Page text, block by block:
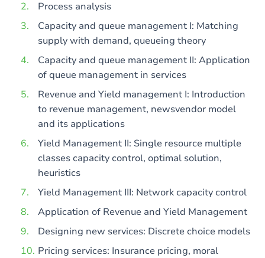
Process analysis
Capacity and queue management I: Matching
supply with demand, queueing theory
Capacity and queue management II: Application
of queue management in services
Revenue and Yield management I: Introduction
to revenue management, newsvendor model
and its applications
Yield Management II: Single resource multiple
classes capacity control, optimal solution,
heuristics
Yield Management III: Network capacity control
Application of Revenue and Yield Management
Designing new services: Discrete choice models
Pricing services: Insurance pricing, moral